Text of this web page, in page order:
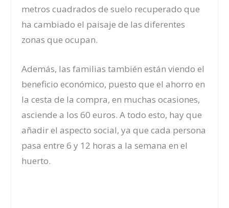
metros cuadrados de suelo recuperado que
ha cambiado el paisaje de las diferentes
zonas que ocupan.
Además, las familias también están viendo el
beneficio económico, puesto que el ahorro en
la cesta de la compra, en muchas ocasiones,
asciende a los 60 euros. A todo esto, hay que
añadir el aspecto social, ya que cada persona
pasa entre 6 y 12 horas a la semana en el
huerto.